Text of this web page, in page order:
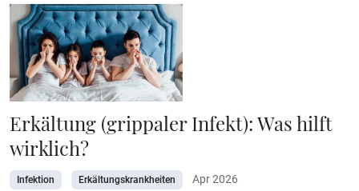
Erkältung (grippaler Infekt): Was hilft
wirklich?
Infektion Erkältungskrankheiten Apr 2026